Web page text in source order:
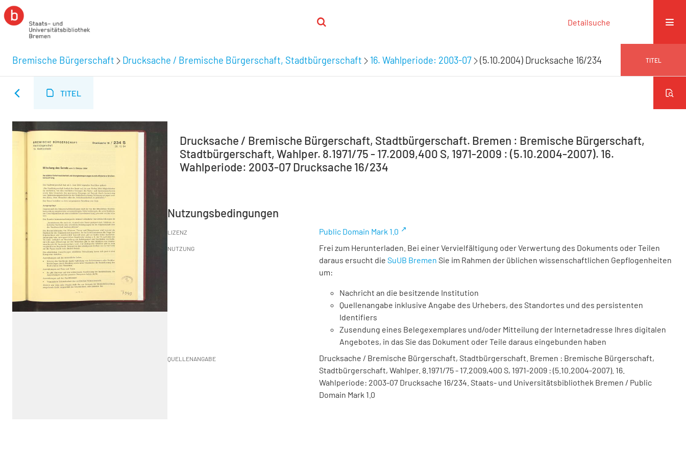
Detailsuche
Bremische Bürgerschaft Drucksache / Bremische Bürgerschaft, Stadtbürgerschaft 16. Wahlperiode: 2003-07 (5.10.2004) Drucksache 16/234 TITEL
TITEL
Drucksache / Bremische Bürgerschaft, Stadtbürgerschaft. Bremen : Bremische Bürgerschaft,
Stadtbürgerschaft, Wahlper. 8.1971/75 - 17.2009,400 S, 1971-2009 : (5.10.2004-2007). 16.
Wahlperiode: 2003-07 Drucksache 16/234
Nutzungsbedingungen
LIZENZ Public Domain Mark 1.0
NUTZUNG
Frei zum Herunterladen. Bei einer Vervielfältigung oder Verwertung des Dokuments oder Teilen
daraus ersucht die SuUB Bremen Sie im Rahmen der üblichen wissenschaftlichen Gepflogenheiten
um:
Nachricht an die besitzende Institution
Quellenangabe inklusive Angabe des Urhebers, des Standortes und des persistenten
Identifiers
Zusendung eines Belegexemplares und/oder Mitteilung der Internetadresse Ihres digitalen
Angebotes, in das Sie das Dokument oder Teile daraus eingebunden haben
QUELLENANGABE
Drucksache / Bremische Bürgerschaft, Stadtbürgerschaft. Bremen : Bremische Bürgerschaft,
Stadtbürgerschaft, Wahlper. 8.1971/75 - 17.2009,400 S, 1971-2009 : (5.10.2004-2007). 16.
Wahlperiode: 2003-07 Drucksache 16/234. Staats- und Universitätsbibliothek Bremen / Public
Domain Mark 1.0